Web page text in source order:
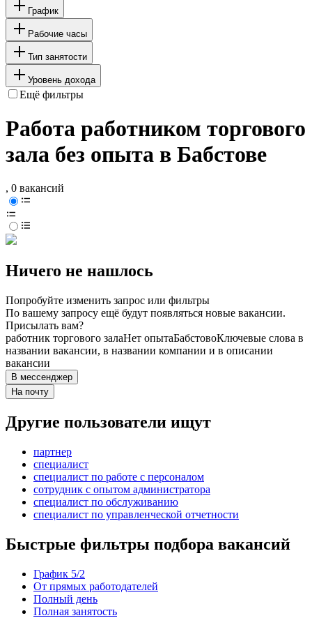
График
Рабочие часы
Тип занятости
Уровень дохода
Ещё фильтры
Работа работником торгового
зала без опыта в Бабстове
, 0 вакансий
Ничего не нашлось
Попробуйте изменить запрос или фильтры
По вашему запросу ещё будут появляться новые вакансии.
Присылать вам?
работник торгового залаНет опытаБабстовоКлючевые слова в
названии вакансии, в названии компании и в описании
вакансии
В мессенджер
На почту
Другие пользователи ищут
партнер
специалист
специалист по работе с персоналом
сотрудник с опытом администратора
специалист по обслуживанию
специалист по управленческой отчетности
Быстрые фильтры подбора вакансий
График 5/2
От прямых работодателей
Полный день
Полная занятость